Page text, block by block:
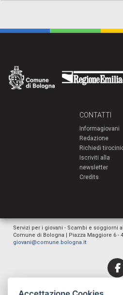
CONTATTI
Informagiovani
Redazione
Richiedi
Iscriviti alla
newsletter
Credits
Servizi per i giovani - Scambi e soggiorni
Comune di Bologna | Piazza Maggiore 6 -
giovani@comune.bologna.it